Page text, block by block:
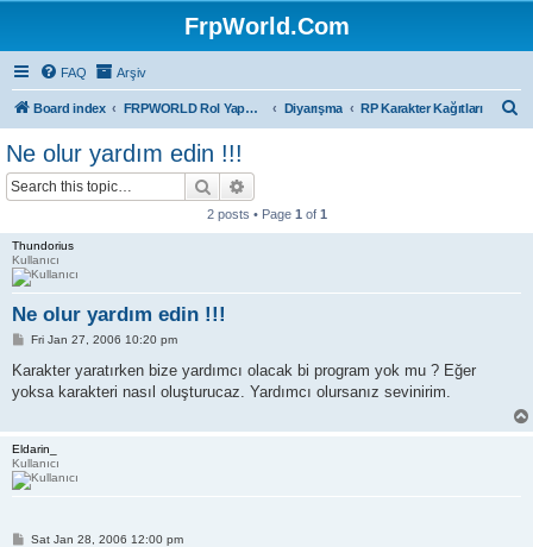
FrpWorld.Com
FAQ Arşiv
Board index FRPWORLD Rol Yapma Oyunları Diyarışma RP Karakter Kağıtları
Ne olur yardım edin !!!
Search
2 posts • Page 1 of 1
Thundorius
Kullanıcı
Ne olur yardım edin !!!
P
s
Fri Jan 27, 2006 10:20 pm
Karakter yaratırken bize yardımcı olacak bi program yok mu ? Eğer
yoksa karakteri nasıl oluşturucaz. Yardımcı olursanız sevinirim.
Eldarin_
Kullanıcı
PSat Jan 28, 2006 12:00 pm